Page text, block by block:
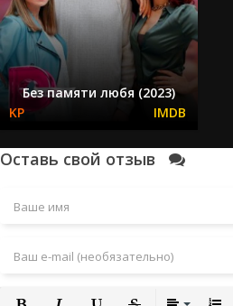
Без памяти любя (2023)
Оставь свой отзыв